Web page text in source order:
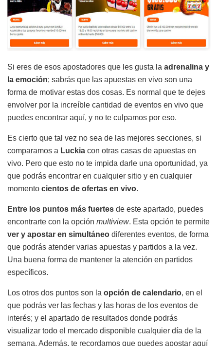
Si eres de esos apostadores que les gusta la adrenalina y
la emoción; sabrás que las apuestas en vivo son una
forma de motivar estas dos cosas. Es normal que te dejes
envolver por la increíble cantidad de eventos en vivo que
puedes encontrar aquí, y no te culpamos por eso.
Es cierto que tal vez no sea de las mejores secciones, si
comparamos a Luckia con otras casas de apuestas en
vivo. Pero que esto no te impida darle una oportunidad, ya
que podrás encontrar en cualquier sitio y en cualquier
momento cientos de ofertas en vivo.
Entre los puntos más fuertes de este apartado, puedes
encontrarte con la opción multiview. Esta opción te permite
ver y apostar en simultáneo diferentes eventos, de forma
que podrás atender varias apuestas y partidos a la vez.
Una buena forma de mantener la atención en partidos
específicos.
Los otros dos puntos son la opción de calendario, en el
que podrás ver las fechas y las horas de los eventos de
interés; y el apartado de resultados donde podrás
visualizar todo el mercado disponible cualquier día de la
semana. Además, te recordamos que puedes apostar aquí